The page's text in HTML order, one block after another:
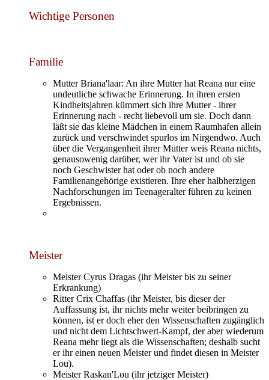
Wichtige Personen
Familie
Mutter Briana'laar: An ihre Mutter hat Reana nur eine
undeutliche schwache Erinnerung. In ihren ersten
Kindheitsjahren kümmert sich ihre Mutter - ihrer
Erinnerung nach - recht liebevoll um sie. Doch dann
läßt sie das kleine Mädchen in einem Raumhafen allein
zurück und verschwindet spurlos im Nirgendwo. Auch
über die Vergangenheit ihrer Mutter weis Reana nichts,
genausowenig darüber, wer ihr Vater ist und ob sie
noch Geschwister hat oder ob noch andere
Familienangehörige existieren. Ihre eher halbherzigen
Nachforschungen im Teenageralter führen zu keinen
Ergebnissen.
Meister
Meister Cyrus Dragas (ihr Meister bis zu seiner
Erkrankung)
Ritter Crix Chaffas (ihr Meister, bis dieser der
Auffassung ist, ihr nichts mehr weiter beibringen zu
können, ist er doch eher den Wissenschaften zugänglich
und nicht dem Lichtschwert-Kampf, der aber wiederum
Reana mehr liegt als die Wissenschaften; deshalb sucht
er ihr einen neuen Meister und findet diesen in Meister
Lou).
Meister Raskan'Lou (ihr jetziger Meister)